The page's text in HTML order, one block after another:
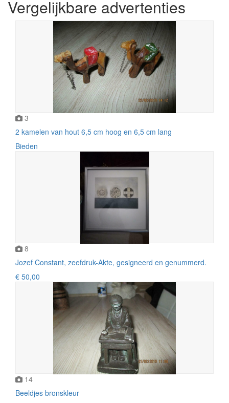
Vergelijkbare advertenties
3
2 kamelen van hout 6,5 cm hoog en 6,5 cm lang
Bieden
8
Jozef Constant, zeefdruk-Akte, gesigneerd en genummerd.
€ 50,00
14
Beeldjes bronskleur